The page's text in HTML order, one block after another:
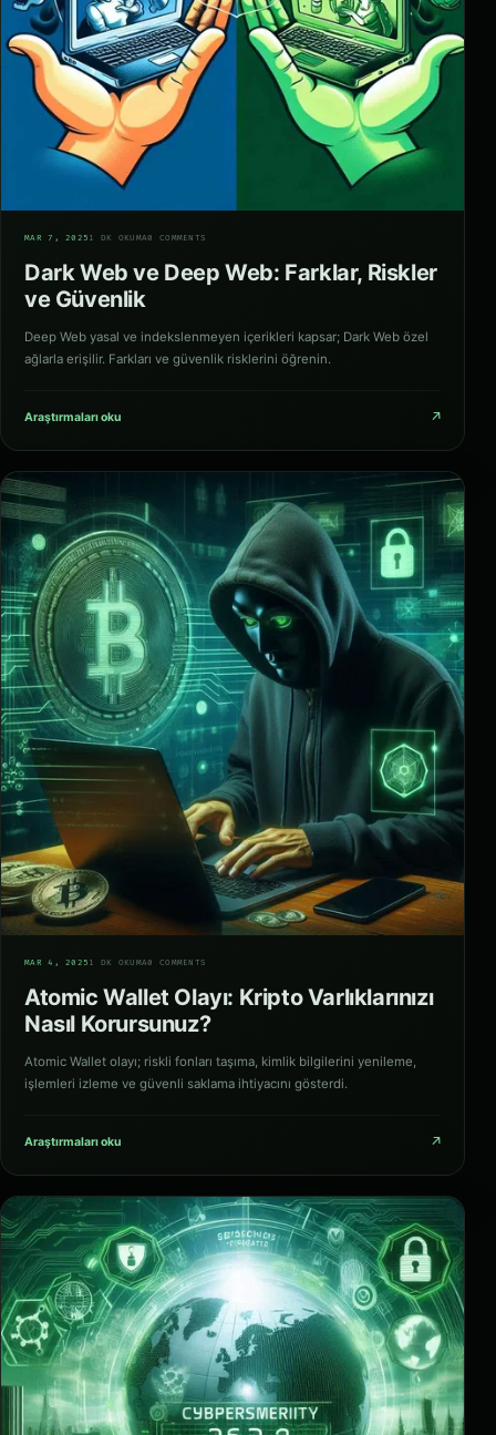
MAR 7, 2025 1 DK OKUMA0 COMMENTS
Dark Web ve Deep Web: Farklar, Riskler
ve Güvenlik
Deep Web yasal ve indekslenmeyen içerikleri kapsar; Dark Web özel
ağlarla erişilir. Farkları ve güvenlik risklerini öğrenin.
Araştırmaları oku ↗
MAR 4, 2025 1 DK OKUMA0 COMMENTS
Atomic Wallet Olayı: Kripto Varlıklarınızı
Nasıl Korursunuz?
Atomic Wallet olayı; riskli fonları taşıma, kimlik bilgilerini yenileme,
işlemleri izleme ve güvenli saklama ihtiyacını gösterdi.
Araştırmaları oku ↗